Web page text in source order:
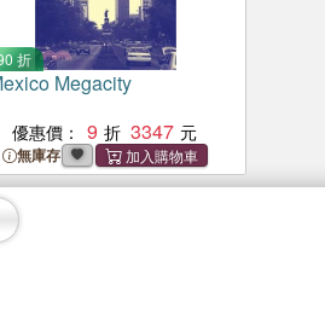
折
Megacity
優惠價： 9 3347
無庫存